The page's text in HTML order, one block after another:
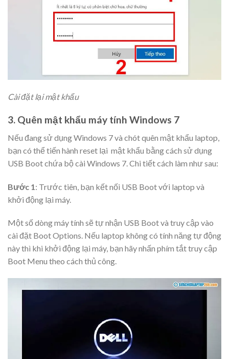
Cài đặt lại mật khẩu
3. Quên mật khẩu máy tính Windows 7
Nếu đang sử dụng Windows 7 và chót quên mật khẩu laptop,
bạn có thể tiến hành reset lại mật khẩu bằng cách sử dụng
USB Boot chứa bộ cài Windows 7. Chi tiết cách làm như sau:
Bước 1 : Trước tiên, bạn kết nối USB Boot với laptop và
khởi động lại máy.
Một số dòng máy tính sẽ tự nhận USB Boot và truy cập vào
cài đặt Boot Options. Nếu laptop không có tính năng tự động
này thì khi khởi động lại máy, bạn hãy nhấn phím tắt truy cập
Boot Menu theo cách thủ công.